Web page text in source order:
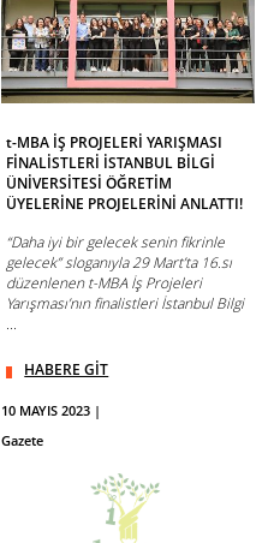
t-MBA İŞ PROJELERİ YARIŞMASI
FİNALİSTLERİ İSTANBUL BİLGİ
ÜNİVERSİTESİ ÖĞRETİM
ÜYELERİNE PROJELERİNİ ANLATTI!
“Daha iyi bir gelecek senin fikrinle
gelecek” sloganıyla 29 Mart’ta 16.sı
düzenlenen t-MBA İş Projeleri
Yarışması’nın finalistleri İstanbul Bilgi
...
HABERE GİT
10 MAYIS 2023 |
Gazete